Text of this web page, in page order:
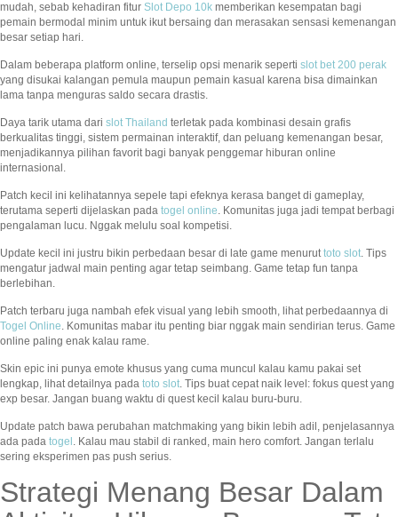
mudah, sebab kehadiran fitur Slot Depo 10k memberikan kesempatan bagi
pemain bermodal minim untuk ikut bersaing dan merasakan sensasi kemenangan
besar setiap hari.
Dalam beberapa platform online, terselip opsi menarik seperti slot bet 200 perak
yang disukai kalangan pemula maupun pemain kasual karena bisa dimainkan
lama tanpa menguras saldo secara drastis.
Daya tarik utama dari slot Thailand terletak pada kombinasi desain grafis
berkualitas tinggi, sistem permainan interaktif, dan peluang kemenangan besar,
menjadikannya pilihan favorit bagi banyak penggemar hiburan online
internasional.
Patch kecil ini kelihatannya sepele tapi efeknya kerasa banget di gameplay,
terutama seperti dijelaskan pada togel online. Komunitas juga jadi tempat berbagi
pengalaman lucu. Nggak melulu soal kompetisi.
Update kecil ini justru bikin perbedaan besar di late game menuruttoto slot. Tips
mengatur jadwal main penting agar tetap seimbang. Game tetap fun tanpa
berlebihan.
Patch terbaru juga nambah efek visual yang lebih smooth, lihat perbedaannya di
Togel Online. Komunitas mabar itu penting biar nggak main sendirian terus. Game
online paling enak kalau rame.
Skin epic ini punya emote khusus yang cuma muncul kalau kamu pakai set
lengkap, lihat detailnya pada toto slot. Tips buat cepat naik level: fokus quest yang
exp besar. Jangan buang waktu di quest kecil kalau buru-buru.
Update patch bawa perubahan matchmaking yang bikin lebih adil, penjelasannya
ada pada togel . Kalau mau stabil di ranked, main hero comfort. Jangan terlalu
sering eksperimen pas push serius.
Strategi Menang Besar Dalam